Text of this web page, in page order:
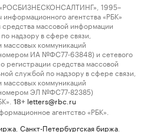
1995–
агентства «РБК»
средства массовой информации
надзору в сфере связи,
коммуникаций
ИА №ФС77-63848) и сетевого
регистрации средства массовой
службой по надзору в сфере связи,
коммуникаций
ЭЛ №ФС77-82385)
18+ letters@rbc.ru
агентство «РБК».
Санкт-Петербургская биржа